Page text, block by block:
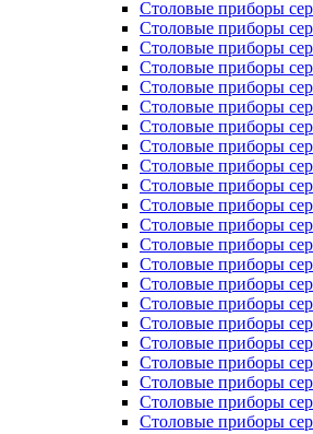
Столовые приборы
Столовые приборы
Столовые приборы
Столовые приборы
Столовые приборы
Столовые приборы
Столовые приборы
Столовые приборы
Столовые приборы
Столовые приборы
Столовые приборы
Столовые приборы
Столовые приборы
Столовые приборы
Столовые приборы
Столовые приборы
Столовые приборы
Столовые приборы
Столовые приборы
Столовые приборы
Столовые приборы
Столовые приборы